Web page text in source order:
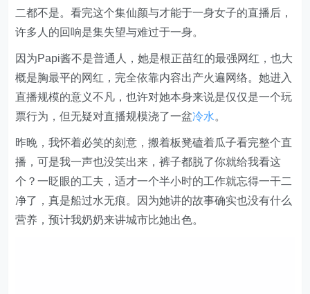
二都不是。看完这个集仙颜与才能于一身女子的直播后，
许多人的回响是集失望与难过于一身。
因为Papi酱不是普通人，她是根正苗红的最强网红，也大
概是胸最平的网红，完全依靠内容出产火遍网络。她进入
直播规模的意义不凡，也许对她本身来说是仅仅是一个玩
票行为，但无疑对直播规模浇了一盆冷水。
昨晚，我怀着必笑的刻意，搬着板凳磕着瓜子看完整个直
播，可是我一声也没笑出来，裤子都脱了你就给我看这
个？一眨眼的工夫，适才一个半小时的工作就忘得一干二
净了，真是船过水无痕。因为她讲的故事确实也没有什么
营养，预计我奶奶来讲城市比她出色。